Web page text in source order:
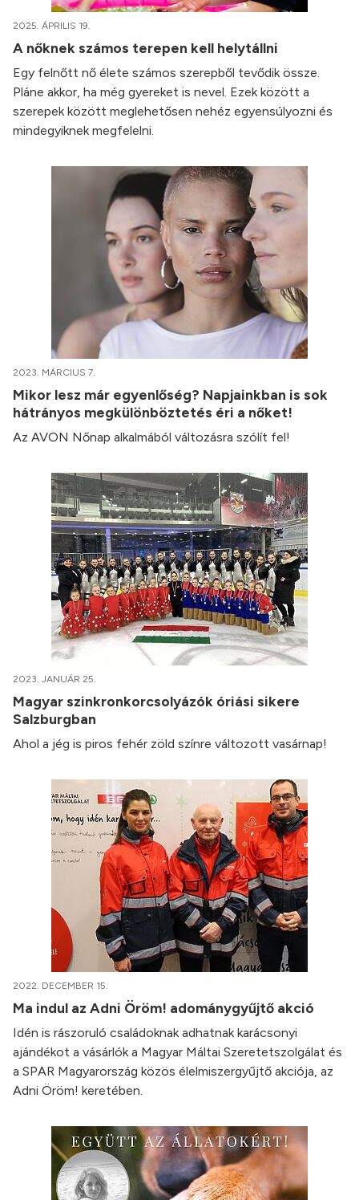
2025. ÁPRILIS 19.
A nőknek számos terepen kell helytállni
Egy felnőtt nő élete számos szerepből tevődik össze.
Pláne akkor, ha még gyereket is nevel. Ezek között a
szerepek között meglehetősen nehéz egyensúlyozni és
mindegyiknek megfelelni.
2023. MÁRCIUS 7.
Mikor lesz már egyenlőség? Napjainkban is sok
hátrányos megkülönböztetés éri a nőket!
Az AVON Nőnap alkalmából változásra szólít fel!
2023. JANUÁR 25.
Magyar szinkronkorcsolyázók óriási sikere
Salzburgban
Ahol a jég is piros fehér zöld színre változott vasárnap!
2022. DECEMBER 15.
Ma indul az Adni Öröm! adománygyűjtő akció
Idén is rászoruló családoknak adhatnak karácsonyi
ajándékot a vásárlók a Magyar Máltai Szeretetszolgálat és
a SPAR Magyarország közös élelmiszergyűjtő akciója, az
Adni Öröm! keretében.